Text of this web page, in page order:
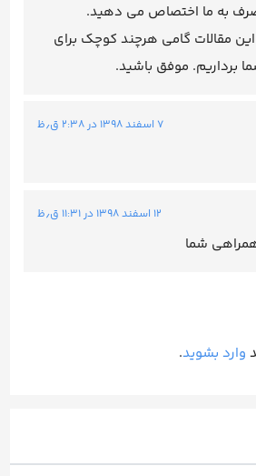
صرف به ما اختصاص می دهید.
این مقالات گامی هرچند کوچک برای
برداریم. موفق باشید.
۷ اسفند ۱۳۹۸ در ۲:۳۸ ق٫ظ
۱۲ اسفند ۱۳۹۸ در ۱۱:۳۱ ق٫ظ
شما
وارد بشوید.